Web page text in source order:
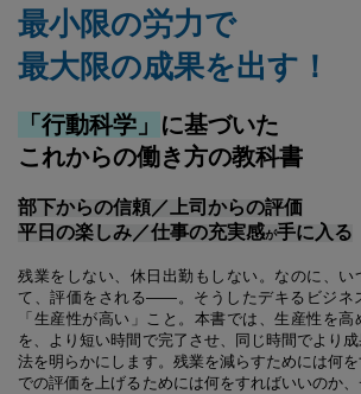
最小限の労力で
最大限の成果を出す！
「行動科学」 に基づいた
これからの働き方の教科書
部下からの信頼／上司からの評価
平日の楽しみ／仕事の充実感が手に入る
残業をしない、休日出勤もしない。なのに、い
て、評価をされる――。そうしたデキるビジネ
「生産性が高い」こと。本書では、生産性を
を、より短い時間で完了させ、同じ時間でより
法を明らかにします。残業を減らすためには何
での評価を上げるためには何をすればいいのか